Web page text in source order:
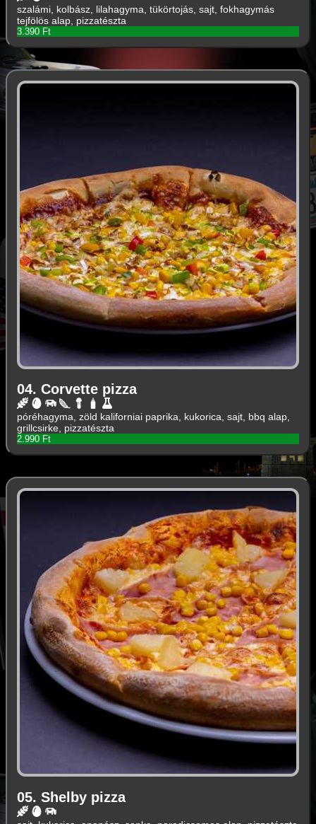
szalámi, kolbász, lilahagyma, tükörtojás, sajt, fokhagymás
tejfölös alap, pizzatészta
3.390 Ft
04. Corvette pizza
póréhagyma, zöld kaliforniai paprika, kukorica, sajt, bbq alap,
grillcsirke, pizzatészta
2.990 Ft
05. Shelby pizza